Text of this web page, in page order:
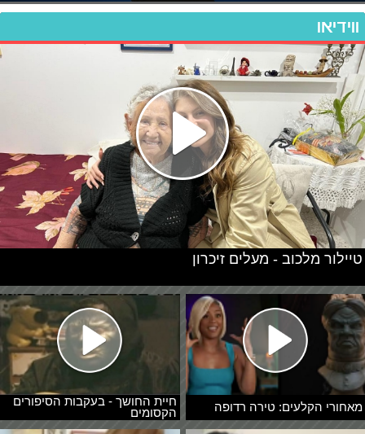
ווידיאו
מאחורי הקלעים: טירה רדופה
חיית החושך - בעקבות הסיפורים
הקסומים
טיילור מלכוב - מעלים זיכרון